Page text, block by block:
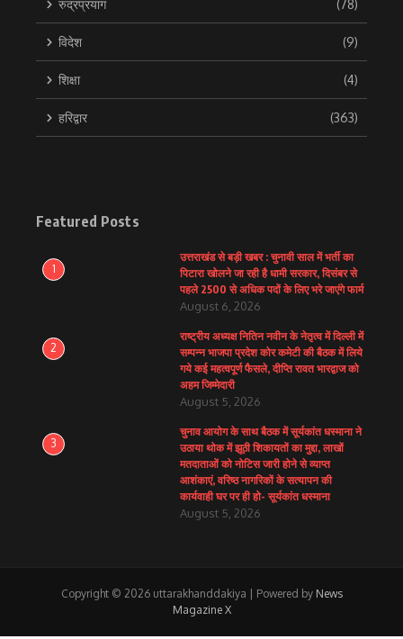
रुद्रप्रयाग (78)
विदेश (9)
शिक्षा (4)
हरिद्वार (363)
Featured Posts
1
उत्तराखंड से बड़ी खबर : चुनावी साल में भर्ती का
पिटारा खोलने जा रही है धामी सरकार, दिसंबर से
पहले 2500 से अधिक पदों के लिए भरे जाएंगे फार्म
August 6, 2026
2
राष्ट्रीय अध्यक्ष नितिन नवीन के नेतृत्व में दिल्ली में
सम्पन्न भाजपा प्रदेश कोर कमेटी की बैठक में लिये
गये कई महत्वपूर्ण फैसले, दीप्ति रावत भारद्वाज को
अहम जिम्मेदारी
August 5, 2026
3
चुनाव आयोग के साथ बैठक में सूर्यकांत धस्माना ने
उठाया थोक में झूठी शिकायतों का मुद्दा, लाखों
मतदाताओं को नोटिस जारी होने से व्याप्त
आशंकाएं, वरिष्ठ नागरिकों के सत्यापन की
कार्यवाही घर पर ही हो- सूर्यकांत धस्माना
August 5, 2026
Copyright © 2026 uttarakhanddakiya | Powered by News
Magazine X